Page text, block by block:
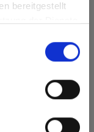
bereitgestellt